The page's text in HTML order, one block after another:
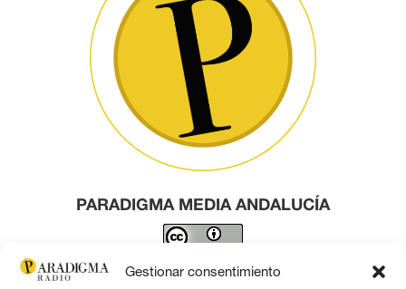
Gestionar consentimiento
PARADIGMA MEDIA ANDALUCÍA
Este obra está bajo una licencia de Creative Commons